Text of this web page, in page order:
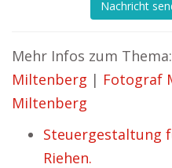
Nachricht
Mehr Infos zum Thema:
Miltenberg | Fotograf
Miltenberg
Steuergestaltung
Riehen.